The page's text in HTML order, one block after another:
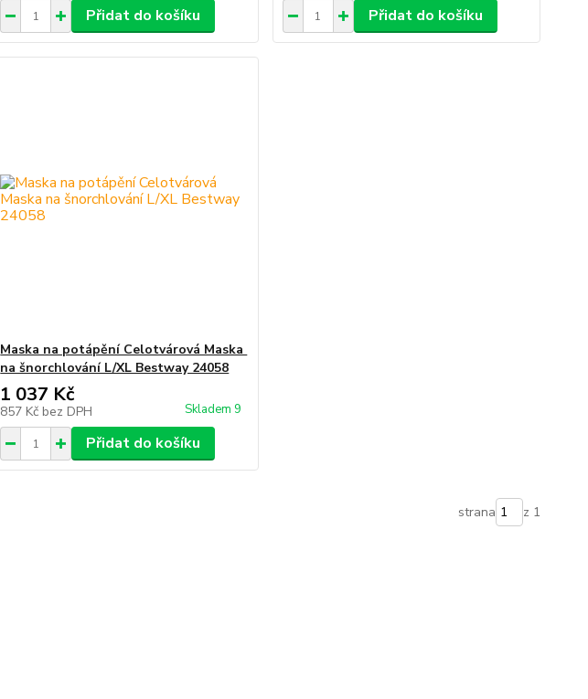
Přidat do košíku Přidat do košíku
Maska na potápění Celotvárová Maska ​​
na šnorchlování L/XL Bestway 24058
1 037 Kč
857 Kč bez DPH Skladem 9
Přidat do košíku
strana z 1